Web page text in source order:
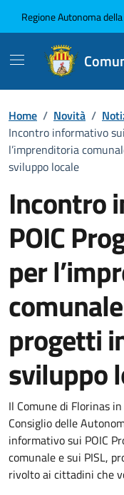
Regione Autonoma
Home / Novità /
Incontro informativo
l’imprenditoria
sviluppo locale
Incontro
POIC
per
progetti
sviluppo
Dettagli
Il Comune di Florinas
Consiglio delle
informativo sui POIC
comunale e sui PISL,
rivolto ai cittadini che